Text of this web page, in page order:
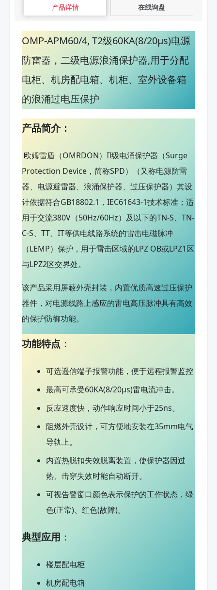
产品详情 在线询盘
OMP-APM60/4, T2级60KA(8/20μs)电源
防雷器，二级电源浪涌保护器,用于分配
电柜、机房配电箱、机柜、室外设备箱
的浪涌过电压保护
产品简介：
欧姆雷盾（OMRDON）II级电涌保护器（Surge
Protection Device，简称SPD）（又称电源防雷
器、电源避雷器、浪涌保护器、过压保护器）其设
计依据符合GB18802.1，IEC61643-1技术标准；适
用于交流380V（50Hz/60Hz）及以下的TN-S、TN-
C-S、TT、IT等供电线路系统的雷击电磁脉冲
（LEMP）保护，用于雷击区域的LPZ OB或LPZ1区
与LPZ2区交界处。
该产品采用屏蔽外壳封装，内置优质高速过压保护
器件，对电源线路上感应的雷电高压脉冲具有高效
的保护防御功能。
功能特点 ：
可选遥信端子报警功能，便于远程报警监控
最高可承受60KA(8/20μs)雷电流冲击。
反应速度快，动作响应时间小于25ns。
阻燃外壳设计，可方便地安装在35mm电气
导轨上。
内置热脱扣失效脱离装置，使保护器因过
热、击穿失效时能自动断开。
可视告警窗口颜色表示保护的工作状态，绿
色(正常)、红色(故障)。
典型应用 ：
楼层配电柜
机房配电箱